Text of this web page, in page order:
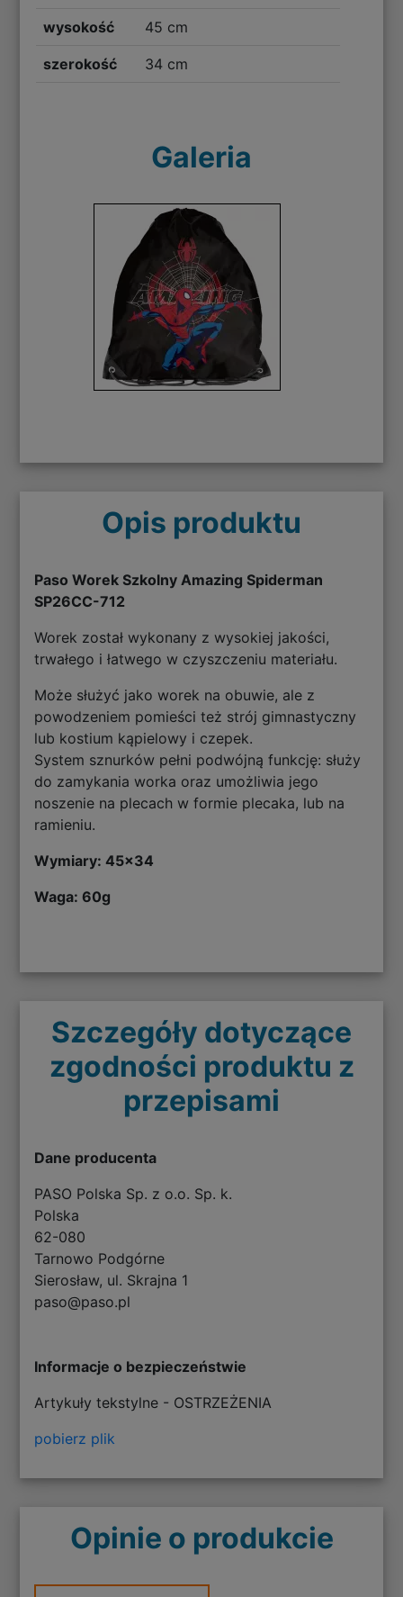
wysokość 45 cm
szerokość 34 cm
Galeria
Opis produktu
Paso Worek Szkolny Amazing Spiderman
SP26CC-712
Worek został wykonany z wysokiej jakości,
trwałego i łatwego w czyszczeniu materiału.
Może służyć jako worek na obuwie, ale z
powodzeniem pomieści też strój gimnastyczny
lub kostium kąpielowy i czepek.
System sznurków pełni podwójną funkcję: służy
do zamykania worka oraz umożliwia jego
noszenie na plecach w formie plecaka, lub na
ramieniu.
Wymiary: 45x34
Waga: 60g
Szczegóły dotyczące
zgodności produktu z
przepisami
Dane producenta
PASO Polska Sp. z o.o. Sp. k.
Polska
62-080
Tarnowo Podgórne
Sierosław, ul. Skrajna 1
paso@paso.pl
Informacje o bezpieczeństwie
Artykuły tekstylne - OSTRZEŻENIA
pobierz plik
Opinie o produkcie